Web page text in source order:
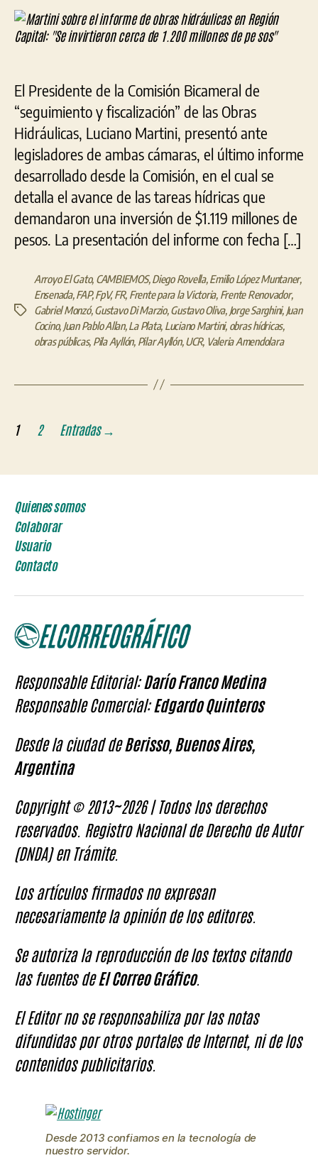
entrada
entrada
El Presidente de la Comisión Bicameral de
“seguimiento y fiscalización” de las Obras
Hidráulicas, Luciano Martini, presentó ante
legisladores de ambas cámaras, el último informe
desarrollado desde la Comisión, en el cual se
detalla el avance de las tareas hídricas que
demandaron una inversión de $1.119 millones de
pesos. La presentación del informe con fecha […]
Etiquetas
Arroyo El Gato, CAMBIEMOS,Diego Rovella,Emilio López Muntaner,
Ensenada,FAP,FpV,FR, Frente para la Victoria, Frente Renovador,
Gabriel Monzó,Gustavo Di Marzio,Gustavo Oliva, Jorge Sarghini, Juan
Cocino, Juan Pablo Allan,La Plata, Luciano Martini, obras hídricas,
obras públicas, Pila Ayllón, Pilar Ayllón,UCR, Valeria Amendolara
Paginación
de
entradas
1 2 Entradas→
Quienes somos
Colaborar
Usuario
Contacto
Responsable Editorial:Darío Franco Medina
Responsable Comercial:Edgardo Quinteros
Desde la ciudad deBerisso, Buenos Aires,
Argentina
Copyright © 2013~2026 | Todos los derechos
reservados. Registro Nacional de Derecho de Autor
(DNDA) en Trámite.
Los artículos firmados no expresan
necesariamente la opinión de los editores.
Se autoriza la reproducción de los textos citando
las fuentes deEl Correo Gráfico.
El Editor no se responsabiliza por las notas
difundidas por otros portales de Internet, ni de los
contenidos publicitarios.
Desde 2013 confiamos en la tecnología de
nuestro servidor.